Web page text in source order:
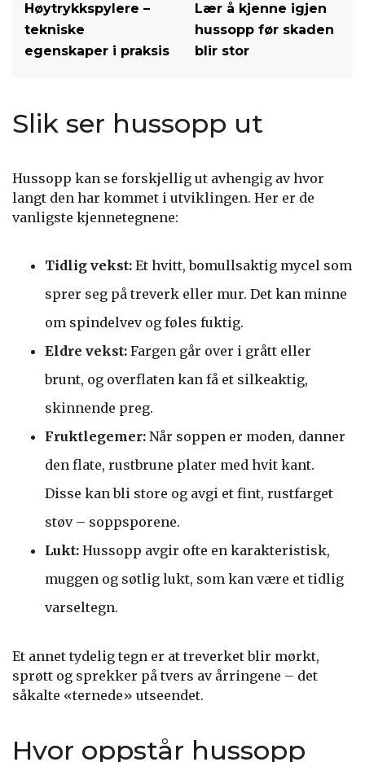
Høytrykkspylere –
tekniske
egenskaper i praksis
Lær å kjenne igjen
hussopp før skaden
blir stor
Slik ser hussopp ut
Hussopp kan se forskjellig ut avhengig av hvor
langt den har kommet i utviklingen. Her er de
vanligste kjennetegnene:
Tidlig vekst: Et hvitt, bomullsaktig mycel som
sprer seg på treverk eller mur. Det kan minne
om spindelvev og føles fuktig.
Eldre vekst: Fargen går over i grått eller
brunt, og overflaten kan få et silkeaktig,
skinnende preg.
Fruktlegemer: Når soppen er moden, danner
den flate, rustbrune plater med hvit kant.
Disse kan bli store og avgi et fint, rustfarget
støv – soppsporene.
Lukt: Hussopp avgir ofte en karakteristisk,
muggen og søtlig lukt, som kan være et tidlig
varseltegn.
Et annet tydelig tegn er at treverket blir mørkt,
sprøtt og sprekker på tvers av årringene – det
såkalte «ternede» utseendet.
Hvor oppstår hussopp